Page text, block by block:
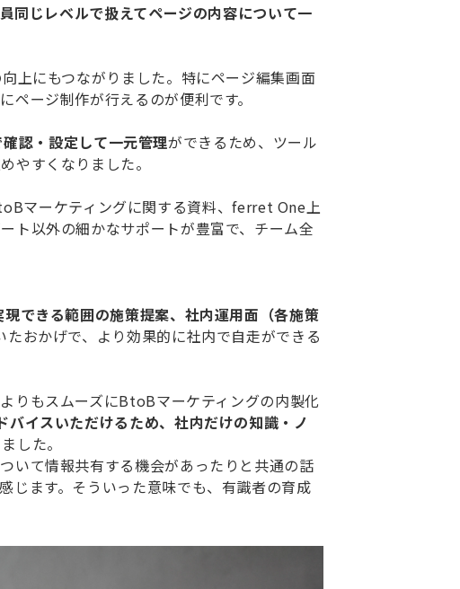
同じレベルで扱えてページの内容について一
上にもつながりました。特にページ編集画面
ージ制作が行えるのが便利です。
認・設定して一元管理ができるため、ツール
やすくなりました。
マーケティングに関する資料、ferret One上
ト以外の細かなサポートが豊富で、チーム全
現できる範囲の施策提案、社内運用面（各施策
たおかげで、より効果的に社内で自走ができる
りもスムーズにBtoBマーケティングの内製化
イスいただけるため、社内だけの知識・ノ
した。
いて情報共有する機会があったりと共通の話
じます。そういった意味でも、有識者の育成